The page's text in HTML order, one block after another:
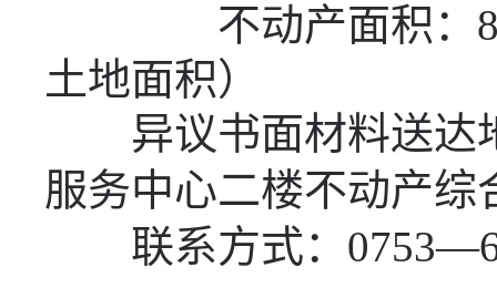
不动产面积：
土地面积）
异议书面材料送达
服务中心二楼不动产综
联系方式：